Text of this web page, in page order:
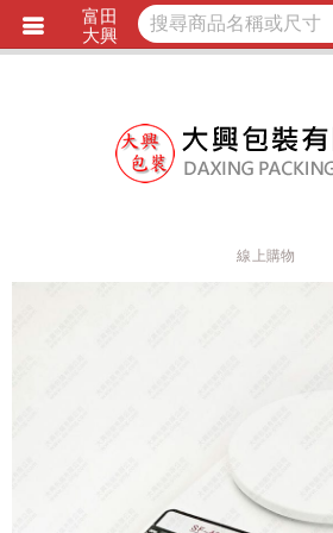
立即詢價 LINE詢問
線上購物
富田
大興
會員註冊
忘記密碼
獨家商品 耐熱內襯